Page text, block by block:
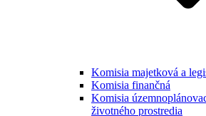
Komisia majetková a
Komisia finančná
Komisia
životného prostredia